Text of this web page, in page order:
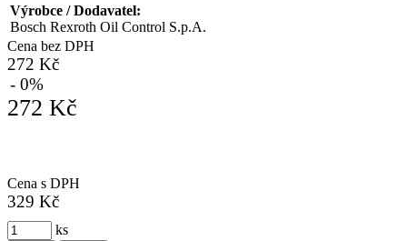
Výrobce / Dodavatel:
Bosch Rexroth Oil Control S.p.A.
Cena bez DPH
272 Kč
- 0%
272 Kč
Cena s DPH
329 Kč
ks